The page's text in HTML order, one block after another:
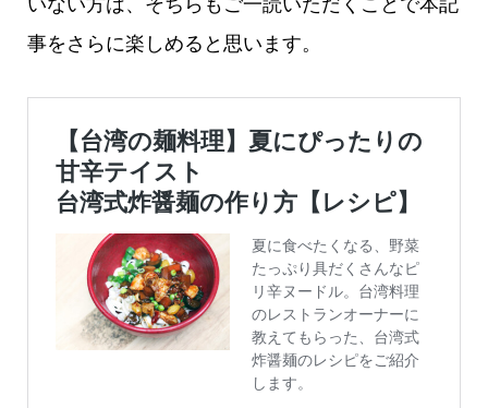
いない方は、そちらもご一読いただくことで本記
事をさらに楽しめると思います。